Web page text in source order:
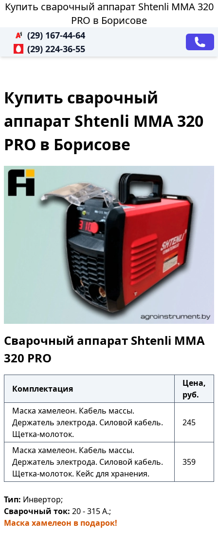
Купить сварочный аппарат Shtenli ММА 320
PRO в Борисове
(29) 167-44-64
(29) 224-36-55
Купить сварочный
аппарат Shtenli ММА 320
PRO в Борисове
Сварочный аппарат Shtenli ММА
320 PRO
Комплектация
Цена,
руб.
Маска хамелеон. Кабель массы.
Держатель электрода. Силовой кабель.
Щетка-молоток.
245
Маска хамелеон. Кабель массы.
Держатель электрода. Силовой кабель.
Щетка-молоток. Кейс для хранения.
359
Тип: Инвертор;
Сварочный ток: 20 - 315 А.;
Маска хамелеон в подарок!